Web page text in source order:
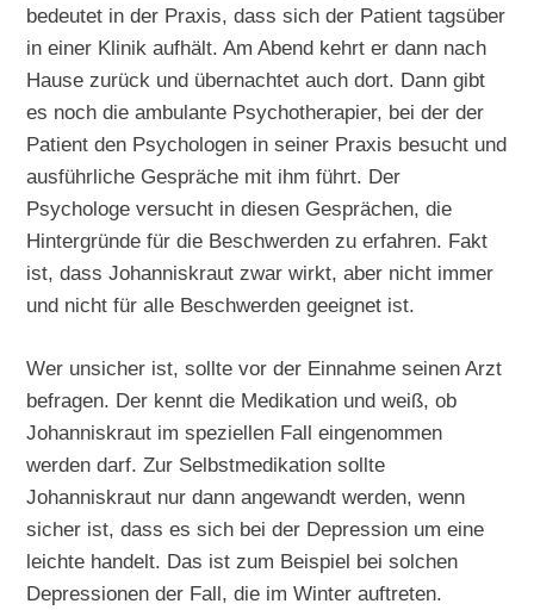
bedeutet in der Praxis, dass sich der Patient tagsüber
in einer Klinik aufhält. Am Abend kehrt er dann nach
Hause zurück und übernachtet auch dort. Dann gibt
es noch die ambulante Psychotherapier, bei der der
Patient den Psychologen in seiner Praxis besucht und
ausführliche Gespräche mit ihm führt. Der
Psychologe versucht in diesen Gesprächen, die
Hintergründe für die Beschwerden zu erfahren. Fakt
ist, dass Johanniskraut zwar wirkt, aber nicht immer
und nicht für alle Beschwerden geeignet ist.
Wer unsicher ist, sollte vor der Einnahme seinen Arzt
befragen. Der kennt die Medikation und weiß, ob
Johanniskraut im speziellen Fall eingenommen
werden darf. Zur Selbstmedikation sollte
Johanniskraut nur dann angewandt werden, wenn
sicher ist, dass es sich bei der Depression um eine
leichte handelt. Das ist zum Beispiel bei solchen
Depressionen der Fall, die im Winter auftreten.